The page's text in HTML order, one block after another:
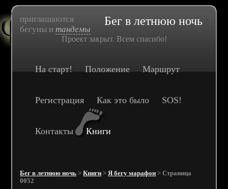
приглашаются
бегуны итандемы
Бег в летнюю ночь
Проект закрыт. Всем спасибо!
На старт! Положение Маршрут
Регистрация Как это было SOS!
Контакты Книги
Бег в летнюю ночь >Книги >Я бегу марафон > Страница
0052